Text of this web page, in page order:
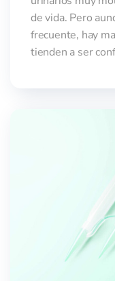
de vida. Pero
frecuente, hay
tienden a ser